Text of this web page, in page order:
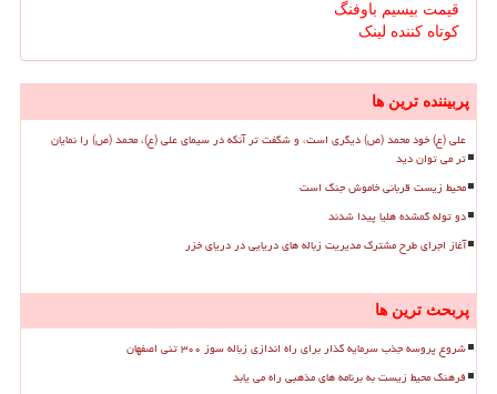
قیمت بیسیم باوفنگ
کوتاه کننده لینک
پربیننده ترین ها
علی (ع) خود محمد (ص) دیگری است، و شگفت تر آنکه در سیمای علی (ع)، محمد (ص) را نمایان
تر می توان دید
محیط زیست قربانی خاموش جنگ است
دو توله گمشده هلیا پیدا شدند
آغاز اجرای طرح مشترک مدیریت زباله های دریایی در دریای خزر
پربحث ترین ها
شروع پروسه جذب سرمایه گذار برای راه اندازی زباله سوز ۳۰۰ تنی اصفهان
فرهنگ محیط زیست به برنامه های مذهبی راه می یابد